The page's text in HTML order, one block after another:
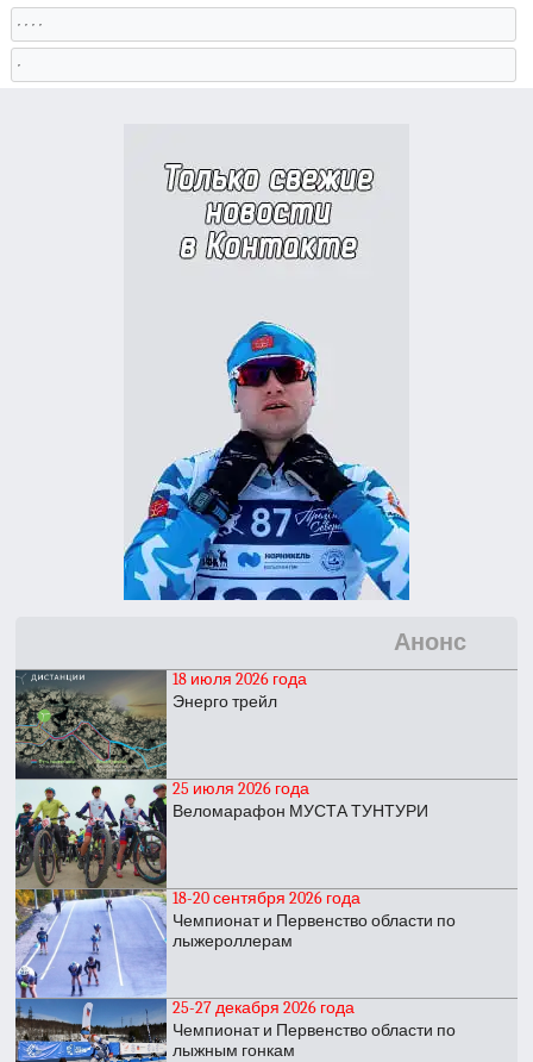
Анонс
18 июля 2026 года
Энерго трейл
25 июля 2026 года
Веломарафон МУСТА ТУНТУРИ
18-20 сентября 2026 года
Чемпионат и Первенство области по
лыжероллерам
25-27 декабря 2026 года
Чемпионат и Первенство области по
лыжным гонкам